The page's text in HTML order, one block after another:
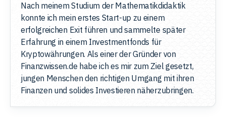
Nach meinem Studium der Mathematikdidaktik
konnte ich mein erstes Start-up zu einem
erfolgreichen Exit führen und sammelte später
Erfahrung in einem Investmentfonds für
Kryptowährungen. Als einer der Gründer von
Finanzwissen.de habe ich es mir zum Ziel gesetzt,
jungen Menschen den richtigen Umgang mit ihren
Finanzen und solides Investieren näherzubringen.